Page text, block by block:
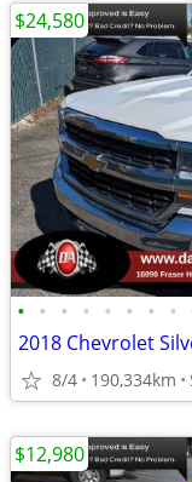
• • • • • • • •
8/4 190,334km
$24,580
$12,980